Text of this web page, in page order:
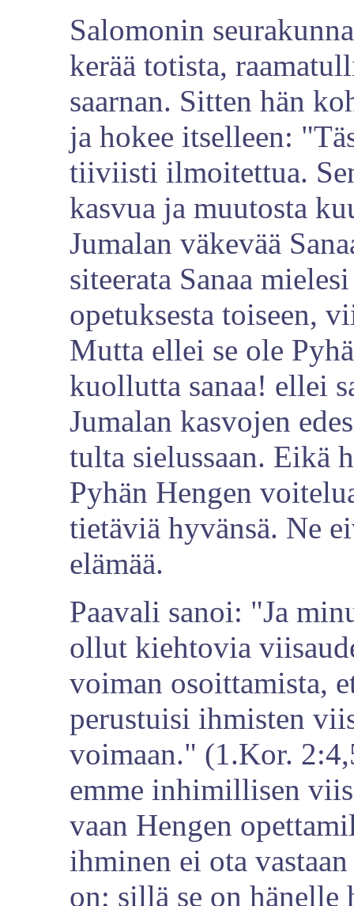
Salomonin
kerää totista,
saarnan. Sitten hän
ja hokee itselleen:
tiiviisti ilmoitettua.
kasvua ja muutosta
Jumalan väkevää
siteerata Sanaa
opetuksesta toiseen,
Mutta ellei se ole
kuollutta sanaa! ellei
Jumalan kasvojen
tulta sielussaan. Eikä
Pyhän Hengen
tietäviä hyvänsä. Ne
elämää.
Paavali sanoi: "Ja
ollut kiehtovia
voiman osoittamista,
perustuisi ihmisten
voimaan." (1.Kor.
emme inhimillisen
vaan Hengen
ihminen ei ota
on; sillä se on